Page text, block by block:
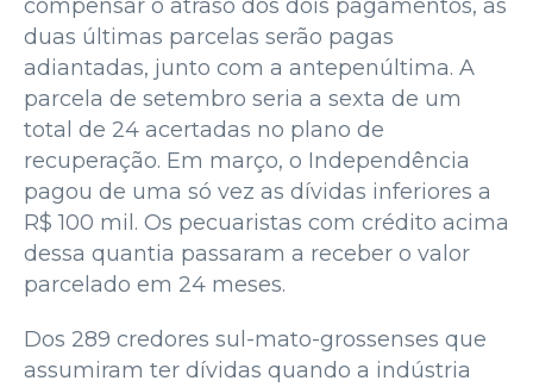
compensar o atraso dos dois pagamentos, as
duas últimas parcelas serão pagas
adiantadas, junto com a antepenúltima. A
parcela de setembro seria a sexta de um
total de 24 acertadas no plano de
recuperação. Em março, o Independência
pagou de uma só vez as dívidas inferiores a
R$ 100 mil. Os pecuaristas com crédito acima
dessa quantia passaram a receber o valor
parcelado em 24 meses.
Dos 289 credores sul-mato-grossenses que
assumiram ter dívidas quando a indústria